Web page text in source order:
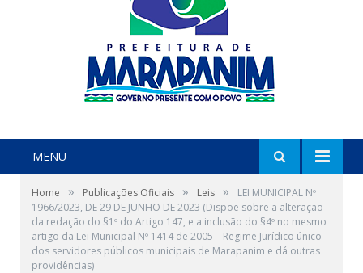
MENU
Home » Publicações Oficiais » Leis »
LEI MUNICIPAL Nº
1966/2023, DE 29 DE JUNHO DE 2023 (Dispõe sobre a alteração
da redação do §1º do Artigo 147, e a inclusão do §4º no mesmo
artigo da Lei Municipal Nº 1414 de 2005 – Regime Jurídico único
dos servidores públicos municipais de Marapanim e dá outras
providências)